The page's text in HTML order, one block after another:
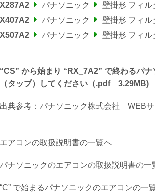
パナソニック 壁掛形 フィ
パナソニック 壁掛形 フィ
パナソニック 壁掛形 フィ
“CS” から始まり “RX_7A2” で終わるパ
（タップ）してください（.pdf 3.29MB)
出典参考： パナソニック株式会社 WEBサ
エアコンの取扱説明書の一覧へ
パナソニックのエアコンの取扱説明書の一
“C” で始まるパナソニックのエアコンの一